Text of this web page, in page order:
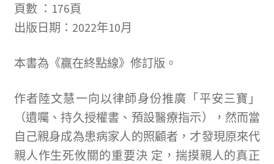
頁數 ：176頁
出版日期：2022年10月
本書為《贏在終點線》修訂版。
作者陸文慧一向以律師身份推廣「平安三寶」
（遺囑、持久授權書、預設醫療指示），然而當
自己親身成為患病家人的照顧者，才發現原來代
親人作生死攸關的重要決 定，揣摸親人的真正